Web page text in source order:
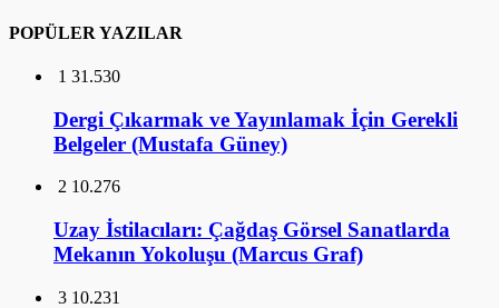
POPÜLER YAZILAR
1 31.530
Dergi Çıkarmak ve Yayınlamak İçin Gerekli
Belgeler (Mustafa Güney)
2 10.276
Uzay İstilacıları: Çağdaş Görsel Sanatlarda
Mekanın Yokoluşu (Marcus Graf)
3 10.231